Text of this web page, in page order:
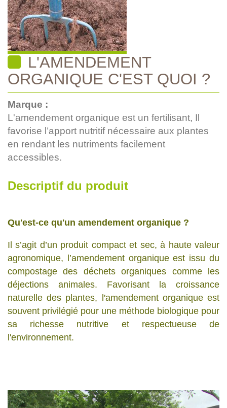
L'AMENDEMENT
ORGANIQUE C'EST QUOI ?
Marque :
L'amendement organique est un fertilisant, Il
favorise l’apport nutritif nécessaire aux plantes
en rendant les nutriments facilement
accessibles.
Descriptif du produit
Qu'est-ce qu'un amendement organique ?
Il s’agit d’un produit compact et sec, à haute valeur
agronomique, l’amendement organique est issu du
compostage des déchets organiques comme les
déjections animales. Favorisant la croissance
naturelle des plantes, l'amendement organique est
souvent privilégié pour une méthode biologique pour
sa richesse nutritive et respectueuse de
l'environnement.